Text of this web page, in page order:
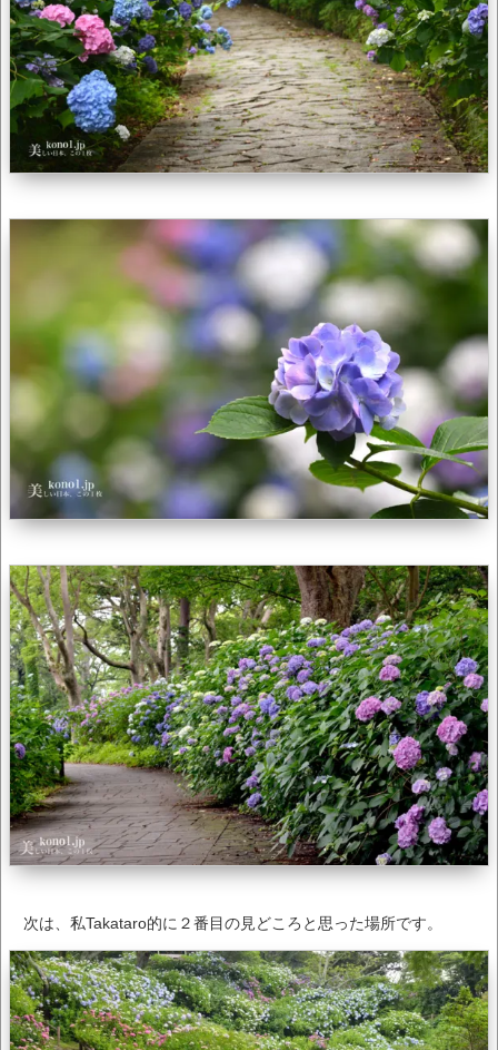
次は、私Takataro的に２番目の見どころと思った場所です。